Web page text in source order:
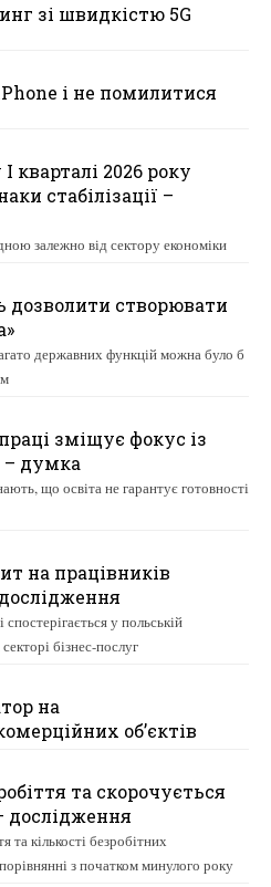
зі швидкістю 5G
і не помилитися
кварталі 2026 року
стабілізації –
залежно від сектору економіки
дозволити створювати
державних функцій можна було б
зміщує фокус із
– думка
що освіта не гарантує готовності
на працівників
у польській
бізнес-послуг
на
об’єктів
та скорочується
дослідження
та кількості безробітних
з початком минулого року